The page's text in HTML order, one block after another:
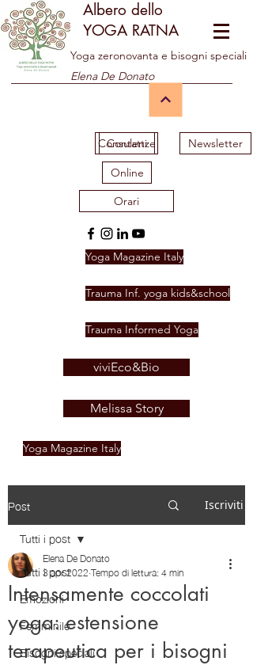
Yoga zeronovanta e bisogni speciali
Elena De Donato
Albero dello
YOGA RATNA
Contatti
Consulenze Newsletter
Online
Orari
Yoga Magazine Italy
Trauma Inf. yoga kids&school
Trauma Informed Yoga
viviEco&Bio
Melissa Story
Yoga Magazine Italy
Post Iscriviti
Tutti i post
Emozioni
Femminile
Bisogni speciali
Tutti i post
Intensamente coccolati
yoga: estensione
terapeutica per i bisogni
Elena De Donato
3 apr 2022Tempo di lettura: 4 min